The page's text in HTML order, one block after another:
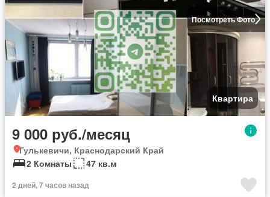
Посмотреть Фото
Квартира
9 000 руб./месяц
Гулькевичи, Краснодарский Край
2 Комнаты
47 кв.м
2 дней, 7 часов назад